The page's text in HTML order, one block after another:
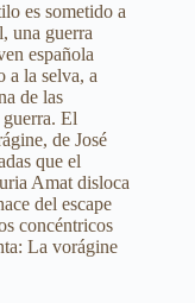
es sometido a
una guerra
española
a la selva, a
de las
guerra. El
de José
que el
Amat disloca
del escape
concéntricos
La vorágine